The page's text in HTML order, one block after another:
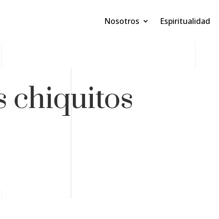
Nosotros Espiritualidad
chiquitos